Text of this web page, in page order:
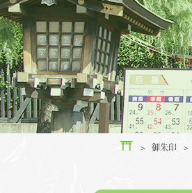
> 御朱印 >